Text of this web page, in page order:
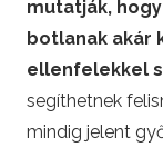
n
g
mutatják,
botlanak akár
ellenfelekkel
segíthetnek
mindig jelent